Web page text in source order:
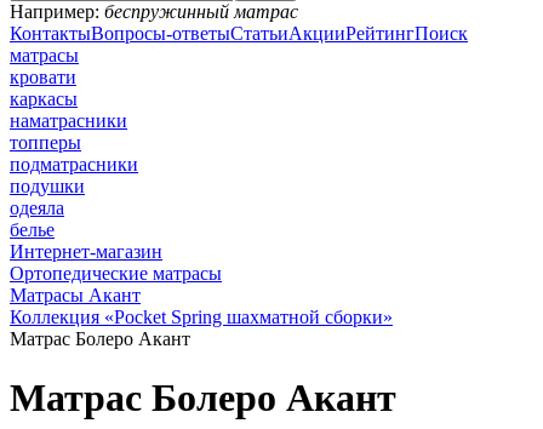
Например: беспружинный матрас
КонтактыВопросы-ответыСтатьиАкцииРейтингПоиск
матрасы
кровати
каркасы
наматрасники
топперы
подматрасники
подушки
одеяла
белье
Интернет-магазин
Ортопедические матрасы
Матрасы Акант
Коллекция «Pocket Spring шахматной сборки»
Матрас Болеро Акант
Матрас Болеро Акант